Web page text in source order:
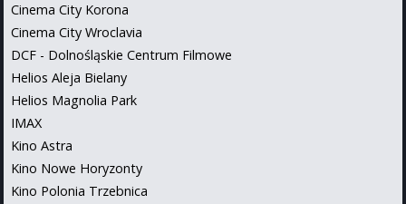
Cinema City Korona
Cinema City Wroclavia
DCF - Dolnośląskie Centrum Filmowe
Helios Aleja Bielany
Helios Magnolia Park
IMAX
Kino Astra
Kino Nowe Horyzonty
Kino Polonia Trzebnica